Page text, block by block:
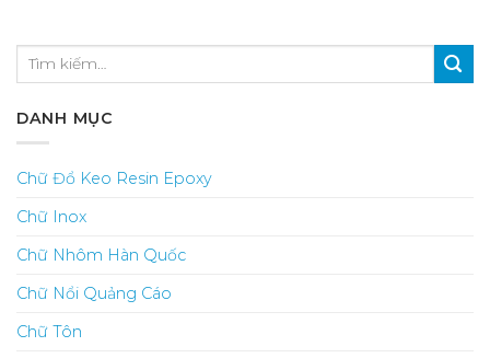
DANH MỤC
Chữ Đổ Keo Resin Epoxy
Chữ Inox
Chữ Nhôm Hàn Quốc
Chữ Nổi Quảng Cáo
Chữ Tôn